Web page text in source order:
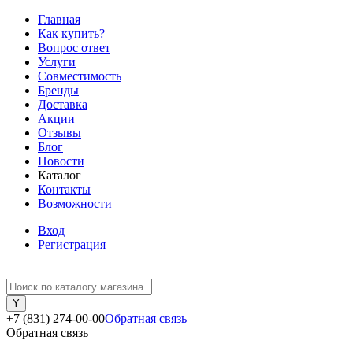
Главная
Как купить?
Вопрос ответ
Услуги
Совместимость
Бренды
Доставка
Акции
Отзывы
Блог
Новости
Каталог
Контакты
Возможности
Вход
Регистрация
+7 (831) 274-00-00Обратная связь
Обратная связь